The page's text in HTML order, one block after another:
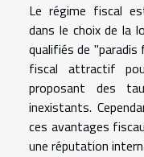
Le régime fiscal
dans le choix de la
qualifiés de
fiscal attractif
proposant des
inexistants.
ces avantages
une réputation